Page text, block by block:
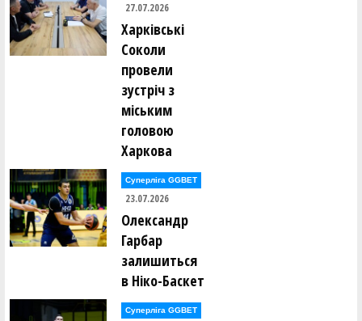
Арсеній Прокачов (ХІМІК (Южне))
Олександр Прокопенко (СумДУ (Суми))
Олексій Прокопченко (БК "ЗАПОРІЖЖЯ" (Запоріжжя))
Андрій Раус (ІНВАСПОРТ Дніпро)
Антон Решетило (СумДУ (Суми))
Антон Рочняк (Politekhnik Kharkiv)
Нікіта Руслов (БК "ЧЕРКАСЬКІ МАВПИ" (Черкаси))
27.07.2026
Харківські
Соколи
провели
зустріч з
міським
головою
Харкова
Суперліга GGBET
23.07.2026
Олександр
Гарбар
залишиться
в Ніко-Баскет
Суперліга GGBET